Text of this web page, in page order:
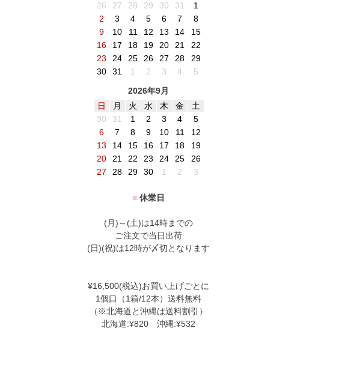
26
27 28 29 30 31
1
2
3 4 5 6 7
8
9
10 11 12 13 14
15
16
17 18 19 20 21
22
23
24 25 26 27 28
29
30
31 1 2 3 4
5
2026年9月
日
月 火 水 木 金
土
30
31 1 2 3 4
5
6
7 8 9 10 11
12
13
14 15 16 17 18
19
20
21 22 23 24 25
26
27
28 29 30 1 2 3
■ 休業日
(月)～(土)は14時までの
ご注文で当日出荷
(日)(祝)は12時が〆切となります
¥16,500(税込)お買い上げごとに
1個口（1箱/12本）送料無料
（※北海道と沖縄は送料割引）
北海道:¥820 沖縄:¥532